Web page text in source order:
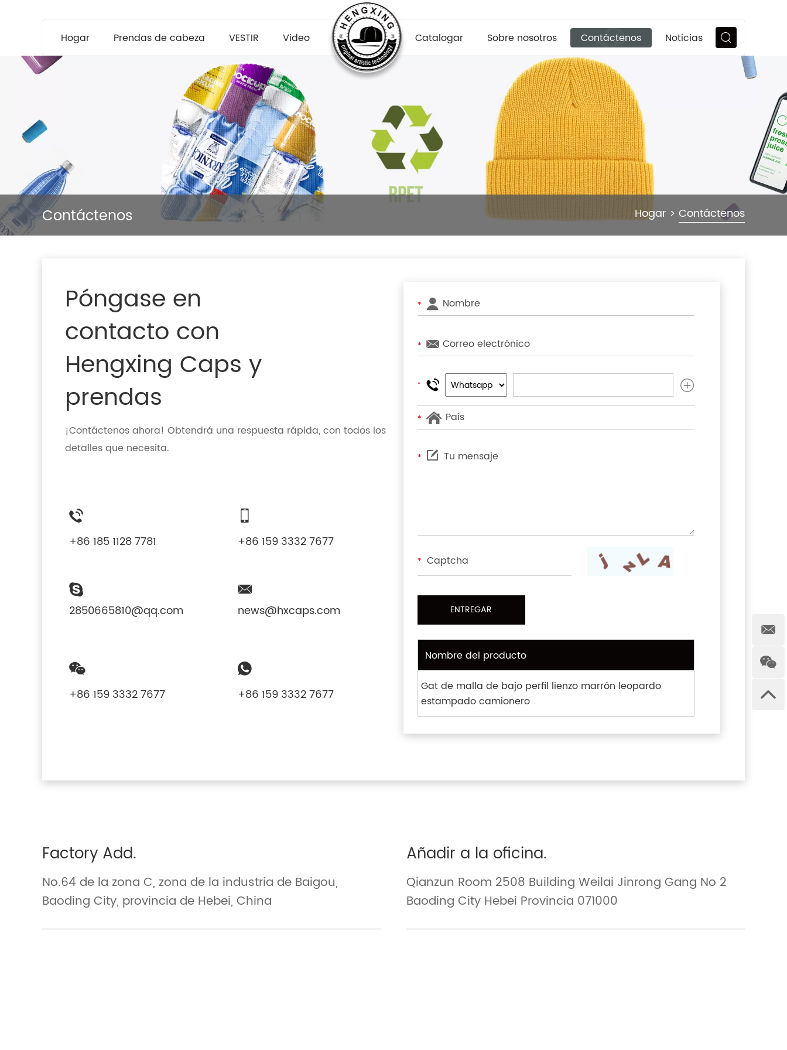
Hogar Prendas de cabeza VESTIR Video Catalogar Sobre nosotros Contáctenos Noticias
Contáctenos Hogar > Contáctenos
Póngase en
contacto con
Hengxing Caps y
prendas
¡Contáctenos ahora! Obtendrá una respuesta rápida, con todos los
detalles que necesita.
+86 185 1128 7781 +86 159 3332 7677
2850665810@qq.com news@hxcaps.com
+86 159 3332 7677 +86 159 3332 7677
*
*
*
*
*
*
Nombre del producto
Gat de malla de bajo perfil lienzo marrón leopardo
estampado camionero
Factory Add.
No.64 de la zona C, zona de la industria de Baigou,
Baoding City, provincia de Hebei, China
Añadir a la oficina.
Qianzun Room 2508 Building Weilai Jinrong Gang No 2
Baoding City Hebei Provincia 071000